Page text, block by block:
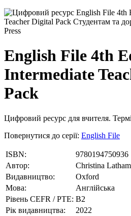
English File 4th
Intermediate
Pack
Цифровий ресурс для вчителя.
Повернутися до серії: English File
ISBN:
9780194750936
Автор:
Christina
Видавництво:
Oxford
Мова:
Англійська
Рівень CEFR / PTE: B2
Рік видавництва:
2022